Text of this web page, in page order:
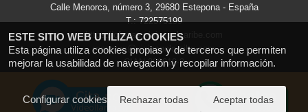
ESTE SITIO WEB UTILIZA COOKIES
Esta página utiliza cookies propias y de terceros que permiten
mejorar la usabilidad de navegación y recopilar información.
Configurar cookies Rechazar todas Aceptar todas
Calle Menorca, número 3, 29680 Estepona - España
T.: 722575199
https://ofertas.viajespalcaribe.com
reservas@viajespalcaribe.com
CIAN-298010-3